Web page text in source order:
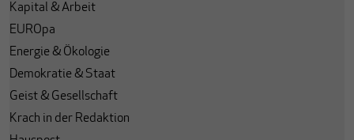
Kapital & Arbeit
EUROpa
Energie & Ökologie
Demokratie & Staat
Geist & Gesellschaft
Krach in der Redaktion